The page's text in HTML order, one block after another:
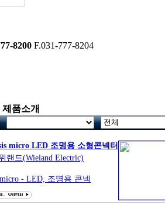
8200 F.031-777-8204
제품소개
micro LED 조명용 소형콘넥터
랜드(Wieland Electric)
micro - LED, 조명용 콘넥
구, 건축 조명, 등기구